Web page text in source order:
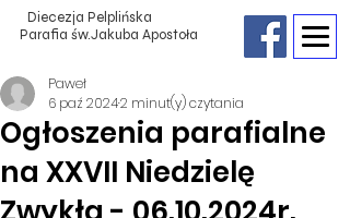
Parafia św.Jakuba Apostoła
Diecezja Pelplińska
Ogłoszenia parafialne
na XXVII Niedzielę
Paweł
6 paź 20242 minut(y) czytania